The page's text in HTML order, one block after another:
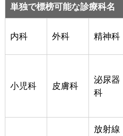
単独で標榜可能な診療科名
内科 外科 精神科
小児科 皮膚科
泌尿器
科
放射線